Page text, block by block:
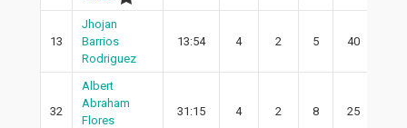
13
Jhojan
Barrios
Rodriguez
13:54 4 2 5 40
32
Albert
Abraham
Flores
31:15 4 2 8 25